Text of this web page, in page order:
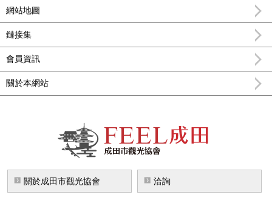
網站地圖
鏈接集
會員資訊
關於本網站
FEEL成田成田市公式觀光信息
關於成田市觀光協會 洽詢